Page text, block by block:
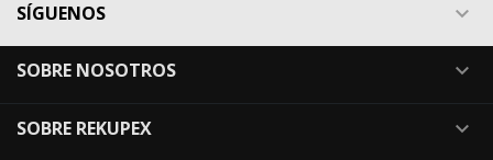
SÍGUENOS 
SOBRE NOSOTROS 
SOBRE REKUPEX 